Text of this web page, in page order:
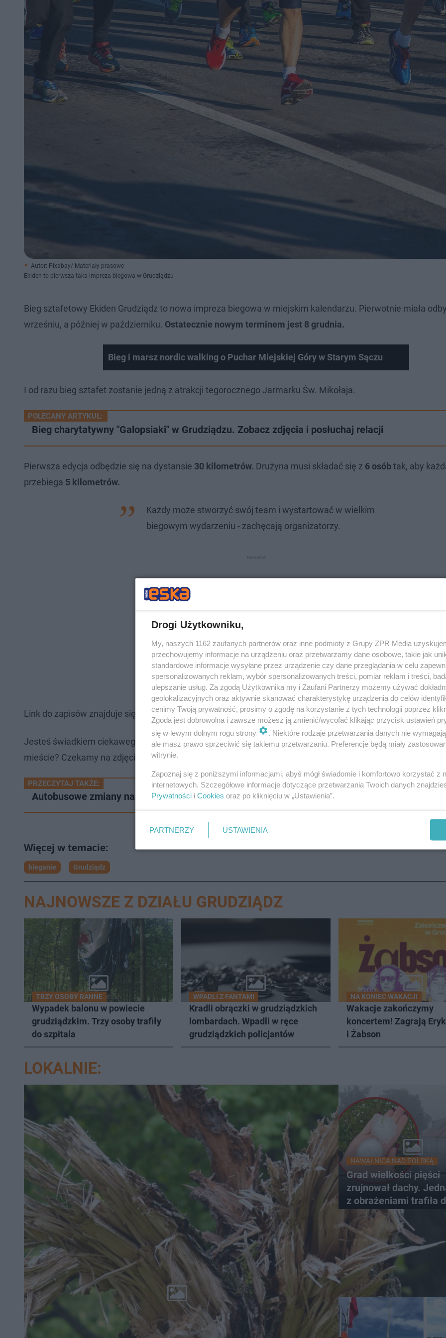
Autor: Pixabay/ Materiały prasowe
Ekiden to pierwsza taka impreza biegowa w Grudziądzu
Bieg sztafetowy Ekiden Grudziądz to nowa impreza biegowa w miejskim kalendarzu. Pierwotnie miała
wrześniu, a później w październiku. Ostatecznie nowym terminem jest 8 grudnia.
Bieg i marsz nordic walking o Puchar Miejskiej Góry w Starym Sączu
I od razu bieg sztafet zostanie jedną z atrakcji tegorocznego Jarmarku Św. Mikołaja.
POLECANY ARTYKUŁ:
Bieg charytatywny "Galopsiaki" w Grudziądzu. Zobacz zdjęcia i posłuchaj relacji
Pierwsza edycja odbędzie się na dystansie 30 kilometrów. Drużyna musi składać się z 6 osóbtak, aby
przebiega 5 kilometrów.
Każdy może stworzyć swój team i wystartować w wielkim
biegowym wydarzeniu - zachęcają organizatorzy.
Link do zapisów znajduje się TUTAJ. Będzie on aktywny od niedzieli, 27 października.
Jesteś świadkiem ciekawego zdarzenia w waszej okolicy? A może chcesz poinformować o trudnej
mieście? Czekamy na zdjęcia, filmy i gorące newsy! Piszcie do nas na:
PRZECZYTAJ TAKŻE:
Autobusowe zmiany na drodze do Rogóźna. Niektóre kursy zostaną wstrzymane
bieganie Grudziądz
NAJNOWSZE Z DZIAŁU GRUDZIĄDZ
TRZY OSOBY RANNE
Wypadek balonu w powiecie
grudziądzkim. Trzy osoby trafiły
do szpitala
WPADLI Z FANTAMI
Kradli obrączki w grudziądzkich
lombardach. Wpadli w ręce
grudziądzkich policjantów
NA KONIEC WAKACJI
Wakacje zakończymy
koncertem! Zagrają
i Żabson
LOKALNIE:
NAWAŁNICA NAD POLSKĄ
Grad wielkości pięści
zrujnował dachy.
z obrażeniami trafiła
szpitala
Drogi Użytkowniku,
My, naszych 1162 zaufanych partnerów oraz inne podmioty z Grupy ZPR Media
przechowujemy informacje na urządzeniu oraz przetwarzamy dane osobowe, takie jak
standardowe informacje wysyłane przez urządzenie czy dane przeglądania w celu
spersonalizowanych reklam, wybór spersonalizowanych treści, pomiar reklam i treści,
ulepszanie usług. Za zgodą Użytkownika my i Zaufani Partnerzy możemy używać
geolokalizacyjnych oraz aktywnie skanować charakterystykę urządzenia do celów
cenimy Twoją prywatność, prosimy o zgodę na korzystanie z tych technologii poprzez
Zgoda jest dobrowolna i zawsze możesz ją zmienić/wycofać klikając przycisk ustawień
się w lewym dolnym rogu strony
. Niektóre rodzaje przetwarzania danych nie
ale masz prawo sprzeciwić się takiemu przetwarzaniu. Preferencje będą miały
witrynie.
Zapoznaj się z poniższymi informacjami, abyś mógł świadomie i komfortowo korzystać z
internetowych. Szczegółowe informacje dotyczące przetwarzania Twoich danych
Prywatności i Cookies oraz po kliknięciu w „Ustawienia”.
PARTNERZY USTAWIENIA